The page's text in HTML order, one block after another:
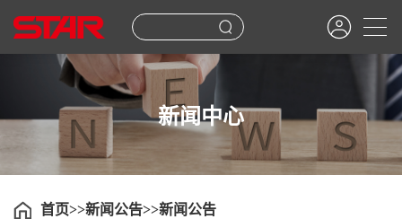
新闻中心
首页 新闻公告 新闻公告